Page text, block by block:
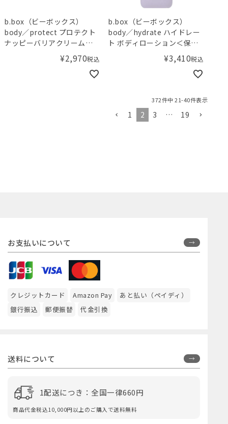
b.box（ビーボックス）
body／protect プロテクト
ナッピーバリアクリーム＜
敏感肌用保護クリーム＞
¥2,970税込
b.box（ビーボックス）
body／hydrate ハイドレー
ト ボディローション＜保湿
¥3,410税込
372件中 21-40件表示
1 2 3 … 19
お支払いについて
クレジットカード Amazon Pay
あと払い（ペイディ）
銀行振込
郵便振替 代金引換
送料について
1配送につき：全国一律660円
商品代金税込10,000円以上のご購入で送料無料